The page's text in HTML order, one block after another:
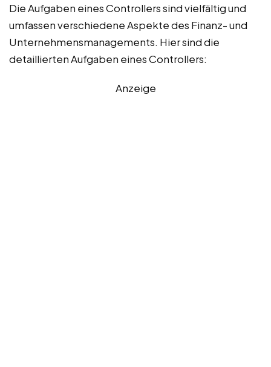
Die Aufgaben eines Controllers sind vielfältig und
umfassen verschiedene Aspekte des Finanz- und
Unternehmensmanagements. Hier sind die
detaillierten Aufgaben eines Controllers:
Anzeige